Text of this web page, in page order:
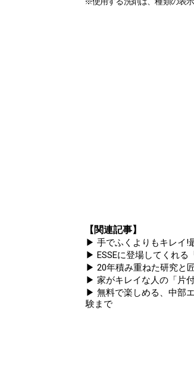
【関連記事】
▶ 手でふくよりもキレイ!
▶ ESSEに登場してくれる
▶ 20年積み重ねた研究と
▶ 家がキレイな人の「片
▶ 無料で楽しめる、中部
験まで